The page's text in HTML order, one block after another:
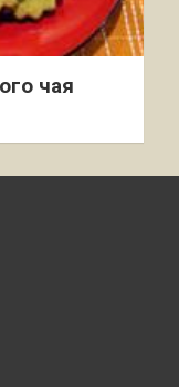
чая